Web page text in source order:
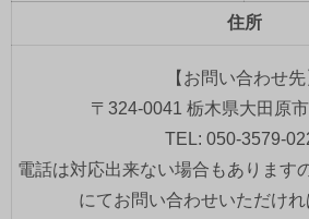
住所
【お問い合わせ先
〒324-0041 栃木県大田原
TEL: 050-3579-
電話は対応出来ない場合もあります
にてお問い合わせいただけれ